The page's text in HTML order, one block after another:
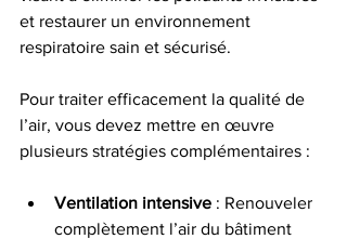
et restaurer un environnement
respiratoire sain et sécurisé.
Pour traiter efficacement la qualité de
l’air, vous devez mettre en œuvre
plusieurs stratégies complémentaires :
Ventilation intensive : Renouveler
complètement l’air du bâtiment